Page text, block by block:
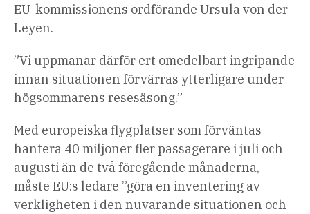
EU-kommissionens ordförande Ursula von der
Leyen.
”Vi uppmanar därför ert omedelbart ingripande
innan situationen förvärras ytterligare under
högsommarens resesäsong.”
Med europeiska flygplatser som förväntas
hantera 40 miljoner fler passagerare i juli och
augusti än de två föregående månaderna,
måste EU:s ledare ”göra en inventering av
verkligheten i den nuvarande situationen och